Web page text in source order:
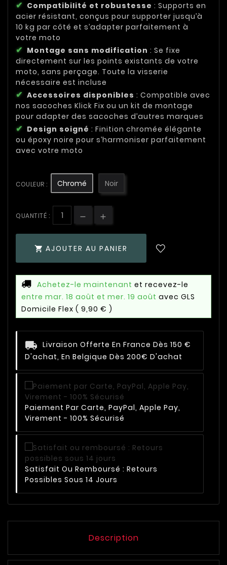
Compatibilité et robustesse : Supports en
acier résistant, conçus pour supporter jusqu’à
10 kg par côté et s’adapter parfaitement à
votre moto
Montage sans modification : Se fixe
directement sur les points existants de votre
moto, sans perçage. Toute la visserie
nécessaire est incluse
Accessoires disponibles : Compatible avec
nos sacoches Klick Fix ou un kit de montage
pour adapter des sacoches d’autres marques
Design soigné : Finition chromée élégante
ou époxy noire pour s’harmoniser parfaitement
avec votre moto
COULEUR : Chromé Noir
QUANTITÉ :
 AJOUTER AU PANIER
Achetez-le maintenant et recevez-le
entre mar. 18 août et mer. 19 août avec GLS
Domicile Flex ( 9,90 € )
Livraison Offerte En France Dès 150 €
D'achat, En Belgique Dès 200€ D'achat
Paiement Par Carte, PayPal, Apple Pay,
Virement - 100% Sécurisé
Satisfait Ou Remboursé : Retours
Possibles Sous 14 Jours
Description